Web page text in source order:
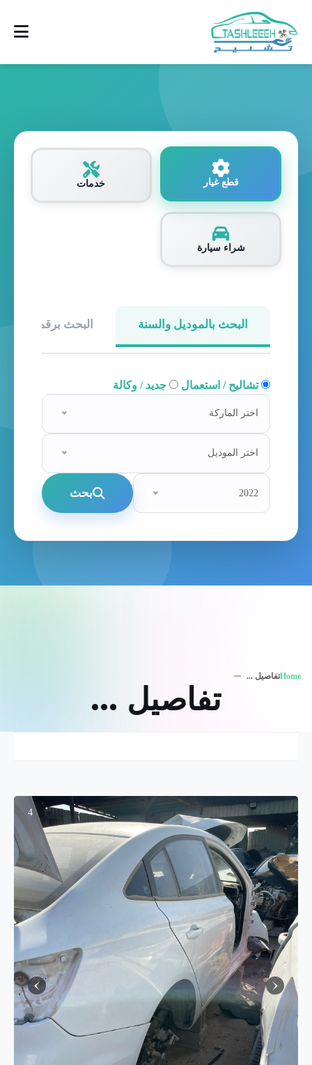
قطع غيار خدمات
شراء سيارة
البحث بالموديل والسنة البحث برقم الهيكل
تشاليح / استعمال جديد / وكالة
اختر الماركة
اختر الموديل
2022 بحث
Homeتفاصيل ...
تفاصيل ...
4